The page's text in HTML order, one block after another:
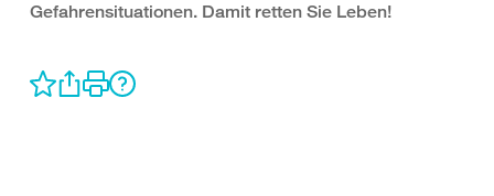
Gefahrensituationen. Damit retten Sie Leben!